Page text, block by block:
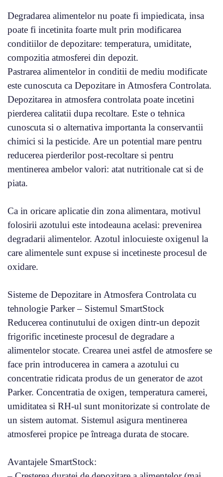
Degradarea alimentelor nu poate fi impiedicata, insa
poate fi incetinita foarte mult prin modificarea
conditiilor de depozitare: temperatura, umiditate,
compozitia atmosferei din depozit.
Pastrarea alimentelor in conditii de mediu modificate
este cunoscuta ca Depozitare in Atmosfera Controlata.
Depozitarea in atmosfera controlata poate incetini
pierderea calitatii dupa recoltare. Este o tehnica
cunoscuta si o alternativa importanta la conservantii
chimici si la pesticide. Are un potential mare pentru
reducerea pierderilor post-recoltare si pentru
mentinerea ambelor valori: atat nutritionale cat si de
piata.
Ca in oricare aplicatie din zona alimentara, motivul
folosirii azotului este intodeauna acelasi: prevenirea
degradarii alimentelor. Azotul inlocuieste oxigenul la
care alimentele sunt expuse si incetineste procesul de
oxidare.
Sisteme de Depozitare in Atmosfera Controlata cu
tehnologie Parker – Sistemul SmartStock
Reducerea continutului de oxigen dintr-un depozit
frigorific incetineste procesul de degradare a
alimentelor stocate. Crearea unei astfel de atmosfere se
face prin introducerea in camera a azotului cu
concentratie ridicata produs de un generator de azot
Parker. Concentratia de oxigen, temperatura camerei,
umiditatea si RH-ul sunt monitorizate si controlate de
un sistem automat. Sistemul asigura mentinerea
atmosferei propice pe întreaga durata de stocare.
Avantajele SmartStock: